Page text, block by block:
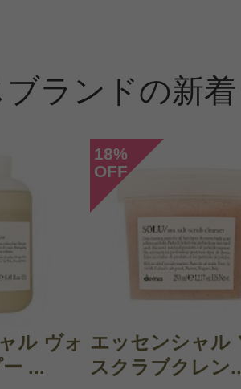
ブランドの新
ル ヴォ
...
18%
OFF
エッセンシャル
スクラブクレン